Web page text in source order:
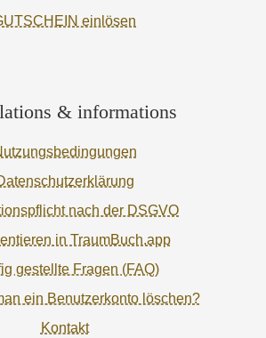
einlösen
& informations
nach der DSGVO
in TraumBuch.app
gestellte Fragen (FAQ)
ein Benutzerkonto löschen?
Kontakt